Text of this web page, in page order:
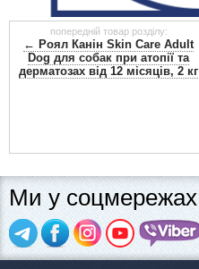
попередній товар розділу:
← Роял Канін Skin Care Adult
Dog для собак при атопії та
дерматозах від 12 місяців, 2 кг
Ми у соцмережах